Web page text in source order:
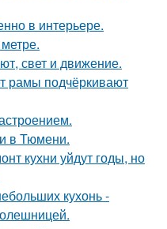
в интерьере.
свет и движение.
рамы подчёркивают
в Тюмени.
кухни уйдут годы, но
кухонь -